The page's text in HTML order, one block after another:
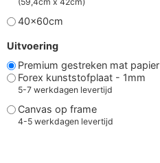
40x60cm
Uitvoering
Premium gestreken mat papier
Forex kunststofplaat - 1mm
5-7 werkdagen levertijd
Canvas op frame
4-5 werkdagen levertijd